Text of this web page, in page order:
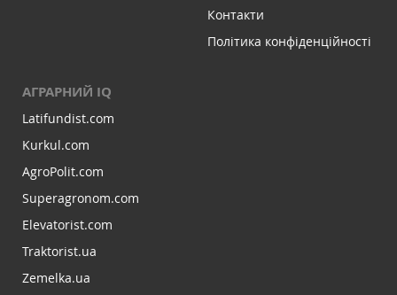
Контакти
Політика конфіденційності
АГРАРНИЙ IQ
Latifundist.com
Kurkul.com
AgroPolit.com
Superagronom.com
Elevatorist.com
Traktorist.ua
Zemelka.ua